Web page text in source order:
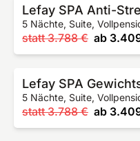
Lefay SPA Anti-
5 Nächte, Suite,
statt 3.788 € ab
5 Nächte, Suite,
statt 3.788 € ab